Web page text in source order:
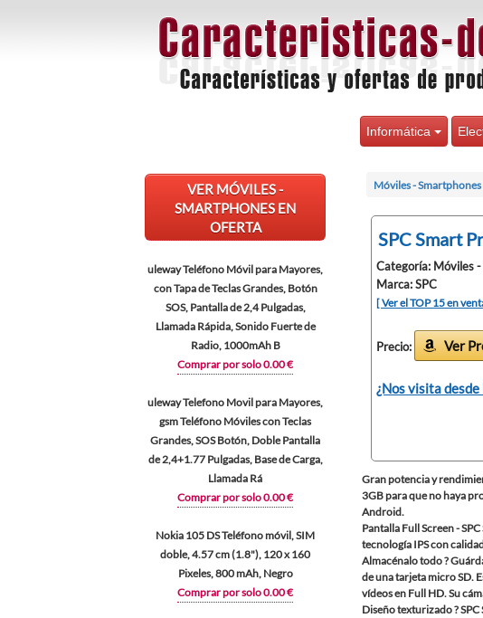
Informática
VER MÓVILES -
SMARTPHONES EN
OFERTA
uleway Teléfono Móvil para Mayores,
con Tapa de Teclas Grandes, Botón
SOS, Pantalla de 2,4 Pulgadas,
Llamada Rápida, Sonido Fuerte de
Radio, 1000mAh B
Comprar por solo 0.00 €
uleway Telefono Movil para Mayores,
gsm Teléfono Móviles con Teclas
Grandes, SOS Botón, Doble Pantalla
de 2,4+1.77 Pulgadas, Base de Carga,
Llamada Rá
Comprar por solo 0.00 €
Nokia 105 DS Teléfono móvil, SIM
doble, 4.57 cm (1.8"), 120 x 160
Pixeles, 800 mAh, Negro
Comprar por solo 0.00 €
Móviles - Smartphones
SPC Smart
Categoría: Móviles
Marca: SPC
[ Ver el TOP 15 en
Precio: Ver
¿Nos visita
Gran potencia y
3GB para que no haya
Android.
Pantalla Full Screen -
tecnología IPS con
Almacénalo todo ?
de una tarjeta micro SD.
vídeos en Full HD. Su
Diseño texturizado ?